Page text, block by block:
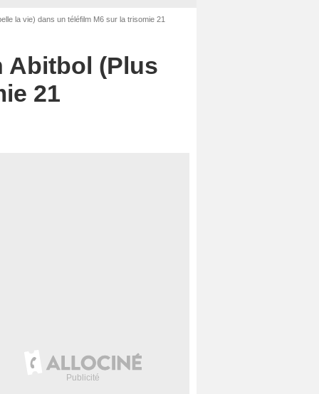
la vie) dans un téléfilm M6 sur la trisomie 21
Abitbol (Plus
21